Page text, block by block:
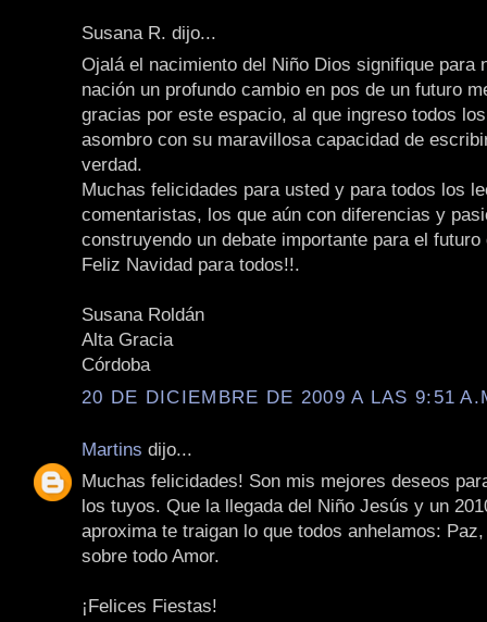
Susana R. dijo...
Ojalá el nacimiento del Niño Dios signifique para
nación un profundo cambio en pos de un futuro
gracias por este espacio, al que ingreso todos
asombro con su maravillosa capacidad de
verdad.
Muchas felicidades para usted y para todos los
comentaristas, los que aún con diferencias y
construyendo un debate importante para el
Feliz Navidad para todos!!.
Susana Roldán
Alta Gracia
Córdoba
20 DE DICIEMBRE DE 2009 A LAS 9:51
Martins dijo...
Muchas felicidades! Son mis mejores deseos
los tuyos. Que la llegada del Niño Jesús y un
aproxima te traigan lo que todos anhelamos:
sobre todo Amor.
¡Felices Fiestas!